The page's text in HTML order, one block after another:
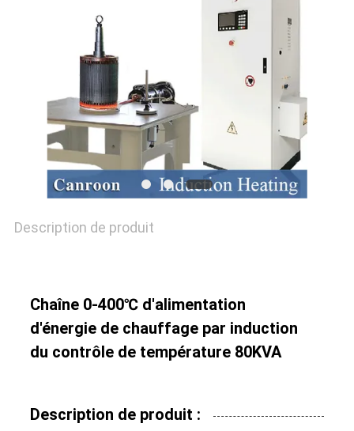
POLITIQUE
MATIÈRE
PROTECTION
PRIVÉE
Description de produit
Chaîne 0-400℃ d'alimentation
d'énergie de chauffage par induction
du contrôle de température 80KVA
Description de produit :